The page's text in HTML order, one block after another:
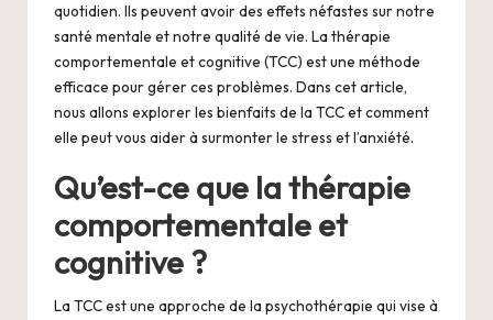
quotidien. Ils peuvent avoir des effets néfastes sur notre
santé mentale et notre qualité de vie. La thérapie
comportementale et cognitive (TCC) est une méthode
efficace pour gérer ces problèmes. Dans cet article,
nous allons explorer les bienfaits de la TCC et comment
elle peut vous aider à surmonter le stress et l’anxiété.
Qu’est-ce que la thérapie
comportementale et
cognitive ?
La TCC est une approche de la psychothérapie qui vise à